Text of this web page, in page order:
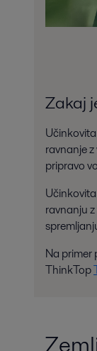
Zakaj
ravnanje
pripravo
ravnanju
Na primer
ThinkTop